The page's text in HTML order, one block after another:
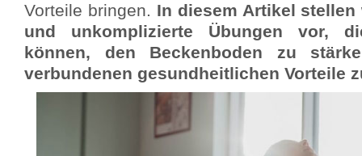
Vorteile bringen. In diesem Artikel
und unkomplizierte Übungen vor,
können, den Beckenboden zu
verbundenen gesundheitlichen Vorteile